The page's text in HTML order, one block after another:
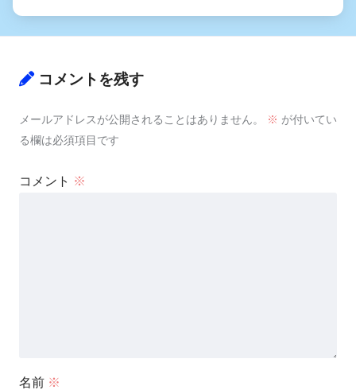
コメントを残す
メールアドレスが公開されることはありません。 ※ が付いてい
る欄は必須項目です
コメント ※
名前 ※